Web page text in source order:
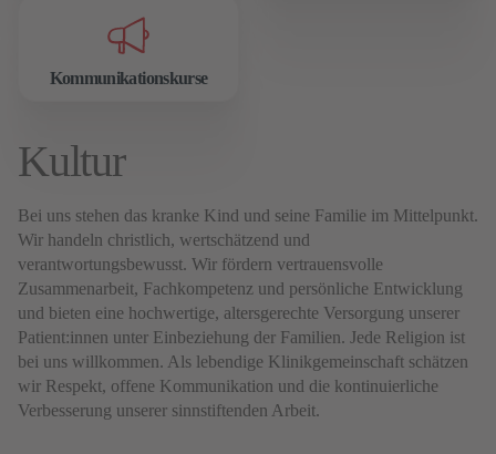
Kommunikationskurse
Kultur
Bei uns stehen das kranke Kind und seine Familie im Mittelpunkt.
Wir handeln christlich, wertschätzend und
verantwortungsbewusst. Wir fördern vertrauensvolle
Zusammenarbeit, Fachkompetenz und persönliche Entwicklung
und bieten eine hochwertige, altersgerechte Versorgung unserer
Patient:innen unter Einbeziehung der Familien. Jede Religion ist
bei uns willkommen. Als lebendige Klinikgemeinschaft schätzen
wir Respekt, offene Kommunikation und die kontinuierliche
Verbesserung unserer sinnstiftenden Arbeit.